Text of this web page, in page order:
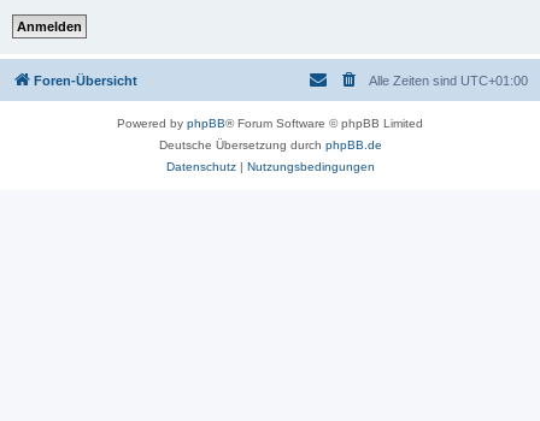
Foren-Übersicht Alle Zeiten sind UTC+01:00
Powered by phpBB® Forum Software © phpBB Limited
Deutsche Übersetzung durch phpBB.de
Datenschutz| Nutzungsbedingungen